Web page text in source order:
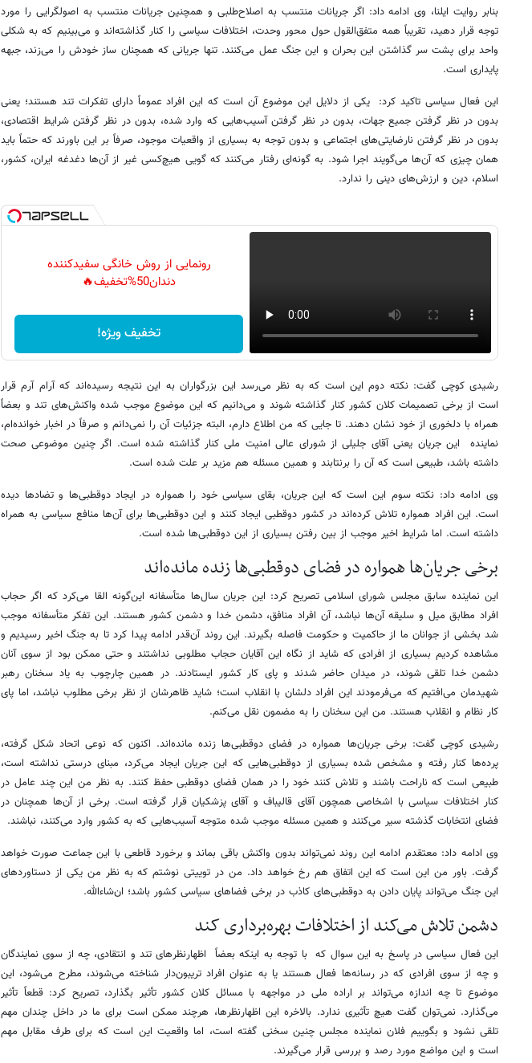
بنابر روایت ایلنا، وی ادامه داد: اگر جریانات منتسب به اصلاح‌طلبی و همچنین جریانات منتسب به اصولگرایی را مورد
توجه قرار دهید، تقریباً همه متفق‌القول حول محور وحدت، اختلافات سیاسی را کنار گذاشته‌اند و می‌بینیم که به شکلی
واحد برای پشت سر گذاشتن این بحران و این جنگ عمل می‌کنند. تنها جریانی که همچنان ساز خودش را می‌زند، جبهه
پایداری است.
این فعال سیاسی تاکید کرد: یکی از دلایل این موضوع آن است که این افراد عموماً دارای تفکرات تند هستند؛ یعنی
بدون در نظر گرفتن جمیع جهات، بدون در نظر گرفتن آسیب‌هایی که وارد شده، بدون در نظر گرفتن شرایط اقتصادی،
بدون در نظر گرفتن نارضایتی‌های اجتماعی و بدون توجه به بسیاری از واقعیات موجود، صرفاً بر این باورند که حتماً باید
همان چیزی که آن‌ها می‌گویند اجرا شود. به گونه‌ای رفتار می‌کنند که گویی هیچ‌کسی غیر از آن‌ها دغدغه ایران، کشور،
اسلام، دین و ارزش‌های دینی را ندارد.
رونمایی از روش خانگی سفیدکننده
دندان50%تخفیف🔥
تخفیف ویژه!
رشیدی کوچی گفت: نکته دوم این است که به نظر می‌رسد این بزرگواران به این نتیجه رسیده‌اند که آرام آرم قرار
است از برخی تصمیمات کلان کشور کنار گذاشته شوند و می‌دانیم که این موضوع موجب شده واکنش‌های تند و بعضاً
همراه با دلخوری از خود نشان دهند. تا جایی که من اطلاع دارم، البته جزئیات آن را نمی‌دانم و صرفاً در اخبار خوانده‌ام،
نماینده این جریان یعنی آقای جلیلی از شورای عالی امنیت ملی کنار گذاشته شده است. اگر چنین موضوعی صحت
داشته باشد، طبیعی است که آن را برنتابند و همین مسئله هم مزید بر علت شده است.
وی ادامه داد: نکته سوم این است که این جریان، بقای سیاسی خود را همواره در ایجاد دوقطبی‌ها و تضادها دیده
است. این افراد همواره تلاش کرده‌اند در کشور دوقطبی ایجاد کنند و این دوقطبی‌ها برای آن‌ها منافع سیاسی به همراه
داشته است. اما شرایط اخیر موجب از بین رفتن بسیاری از این دوقطبی‌ها شده است.
برخی جریان‌ها همواره در فضای دوقطبی‌ها زنده مانده‌اند
این نماینده سابق مجلس شورای اسلامی تصریح کرد: این جریان سال‌ها متأسفانه این‌گونه القا می‌کرد که اگر حجاب
افراد مطابق میل و سلیقه آن‌ها نباشد، آن افراد منافق، دشمن خدا و دشمن کشور هستند. این تفکر متأسفانه موجب
شد بخشی از جوانان ما از حاکمیت و حکومت فاصله بگیرند. این روند آن‌قدر ادامه پیدا کرد تا به جنگ اخیر رسیدیم و
مشاهده کردیم بسیاری از افرادی که شاید از نگاه این آقایان حجاب مطلوبی نداشتند و حتی ممکن بود از سوی آنان
دشمن خدا تلقی شوند، در میدان حاضر شدند و پای کار کشور ایستادند. در همین چارچوب به یاد سخنان رهبر
شهیدمان می‌افتیم که می‌فرمودند این افراد دلشان با انقلاب است؛ شاید ظاهرشان از نظر برخی مطلوب نباشد، اما پای
کار نظام و انقلاب هستند. من این سخنان را به مضمون نقل می‌کنم.
رشیدی کوچی گفت: برخی جریان‌ها همواره در فضای دوقطبی‌ها زنده مانده‌اند. اکنون که نوعی اتحاد شکل گرفته،
پرده‌ها کنار رفته و مشخص شده بسیاری از دوقطبی‌هایی که این جریان ایجاد می‌کرد، مبنای درستی نداشته است،
طبیعی است که ناراحت باشند و تلاش کنند خود را در همان فضای دوقطبی حفظ کنند. به نظر من این چند عامل در
کنار اختلافات سیاسی با اشخاصی همچون آقای قالیباف و آقای پزشکیان قرار گرفته است. برخی از آن‌ها همچنان در
فضای انتخابات گذشته سیر می‌کنند و همین مسئله موجب شده متوجه آسیب‌هایی که به کشور وارد می‌کنند، نباشند.
وی ادامه داد: معتقدم ادامه این روند نمی‌تواند بدون واکنش باقی بماند و برخورد قاطعی با این جماعت صورت خواهد
گرفت. باور من این است که این اتفاق هم رخ خواهد داد. من در توییتی نوشتم که به نظر من یکی از دستاوردهای
این جنگ می‌تواند پایان دادن به دوقطبی‌های کاذب در برخی فضاهای سیاسی کشور باشد؛ ان‌شاءالله.
دشمن تلاش می‌کند از اختلافات بهره‌برداری کند
این فعال سیاسی در پاسخ به این سوال که با توجه به اینکه بعضاً اظهارنظرهای تند و انتقادی، چه از سوی نمایندگان
و چه از سوی افرادی که در رسانه‌ها فعال هستند یا به عنوان افراد تریبون‌دار شناخته می‌شوند، مطرح می‌شود، این
موضوع تا چه اندازه می‌تواند بر اراده ملی در مواجهه با مسائل کلان کشور تأثیر بگذارد، تصریح کرد: قطعاً تأثیر
می‌گذارد. نمی‌توان گفت هیچ تأثیری ندارد. بالاخره این اظهارنظرها، هرچند ممکن است برای ما در داخل چندان مهم
تلقی نشود و بگوییم فلان نماینده مجلس چنین سخنی گفته است، اما واقعیت این است که برای طرف مقابل مهم
است و این مواضع مورد رصد و بررسی قرار می‌گیرند.